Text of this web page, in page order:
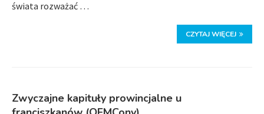
świata rozważać …
CZYTAJ WIĘCEJ
Zwyczajne kapituły prowincjalne u